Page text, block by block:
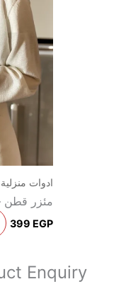
ادوات منزلية
مئزر قطن
399 EGP
Enquiry